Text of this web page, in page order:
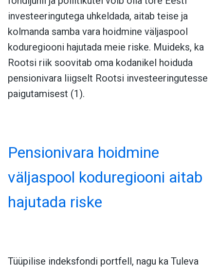
investeeringutega uhkeldada, aitab teise ja
kolmanda samba vara hoidmine väljaspool
koduregiooni hajutada meie riske. Muideks, ka
Rootsi riik soovitab oma kodanikel hoiduda
pensionivara liigselt Rootsi investeeringutesse
paigutamisest (1).
Pensionivara hoidmine
väljaspool koduregiooni aitab
hajutada riske
Tüüpilise indeksfondi portfell, nagu ka Tuleva